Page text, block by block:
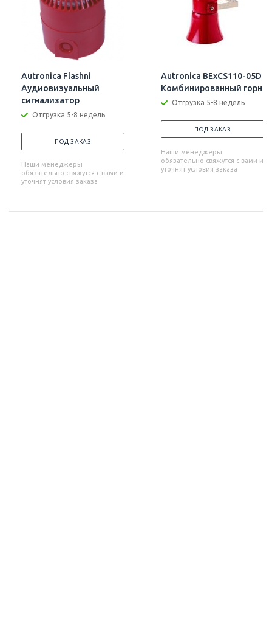
Autronica Flashni
Аудиовизуальный
сигнализатор
Отгрузка 5-8 недель
ПОД ЗАКАЗ
Наши менеджеры
обязательно свяжутся с вами и
уточнят условия заказа
Autronica BExCS110-05D
Комбинированный горн
Отгрузка 5-8 недель
ПОД ЗАКАЗ
Наши менеджеры
обязательно свяжутся с вами и
уточнят условия заказа